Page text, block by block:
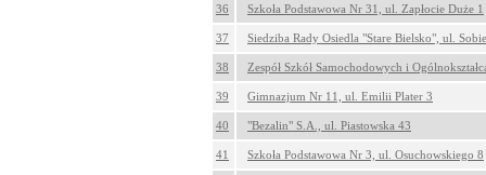
36 Szkoła Podstawowa Nr 31, ul. Zapłocie Duże 1
37 Siedziba Rady Osiedla "Stare Bielsko", ul.
38 Zespół Szkół Samochodowych i
39 Gimnazjum Nr 11, ul. Emilii Plater 3
40 "Bezalin" S.A., ul. Piastowska 43
41 Szkoła Podstawowa Nr 3, ul. Osuchowskiego 8